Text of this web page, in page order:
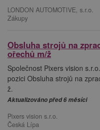
LONDON AUTOMOTIVE, s.r.o.
Zákupy
Obsluha strojů na
ořechů m/ž
Společnost Pixers vision
pozici Obsluha strojů na
ž.
Aktualizováno před 6 měsíci
Pixers vision s.r.o.
Česká Lípa